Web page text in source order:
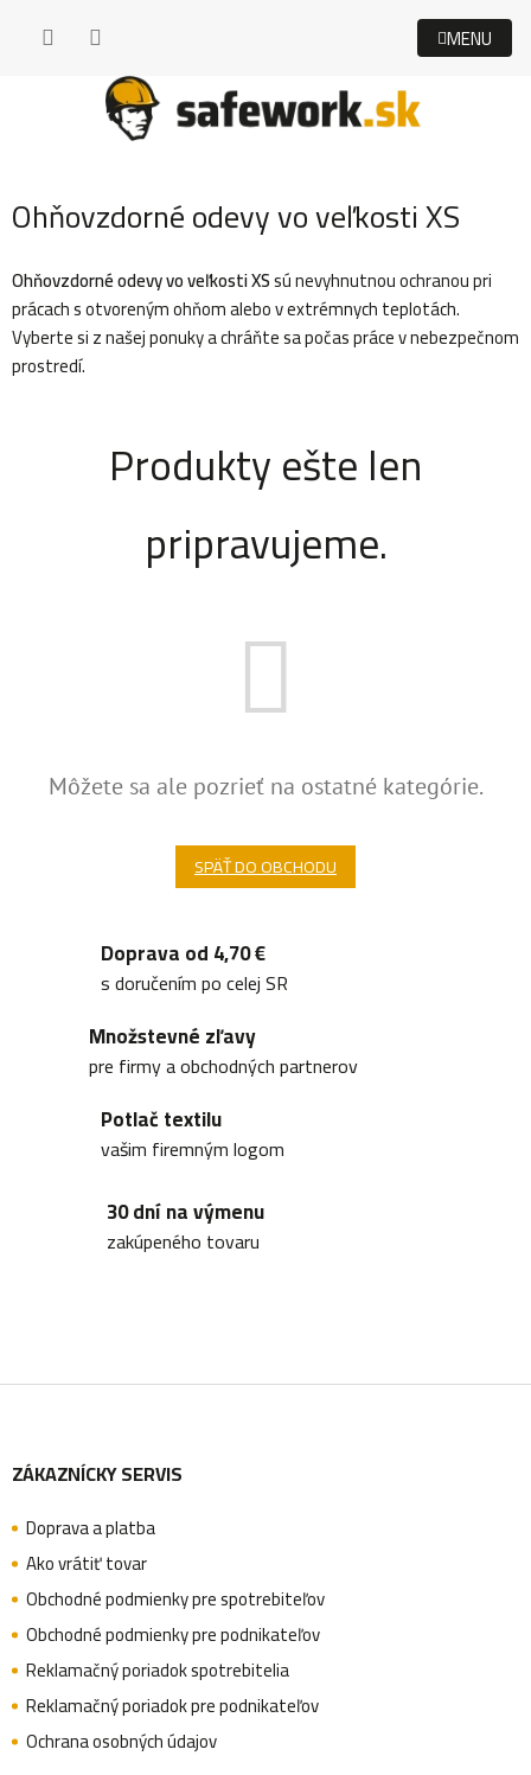
Ohňovzdorné odevy vo veľkosti XS
Ohňovzdorné odevyvo veľkosti XSsú nevyhnutnou ochranou pri
prácach s otvoreným ohňom alebo v extrémnych teplotách.
Vyberte si z našej ponuky a chráňte sa počas práce v nebezpečnom
prostredí.
Produkty ešte len
pripravujeme.
Môžete sa ale pozrieť na ostatné kategórie.
SPÄŤ DO OBCHODU
Doprava od 4,70 €
s doručením po celej SR
Množstevné zľavy
pre firmy a obchodných partnerov
Potlač textilu
vašim firemným logom
30 dní na výmenu
zakúpeného tovaru
á
p
ä
t
ZÁKAZNÍCKY SERVIS
Doprava a platba
Ako vrátiť tovar
Obchodné podmienky pre spotrebiteľov
Obchodné podmienky pre podnikateľov
Reklamačný poriadok spotrebitelia
Reklamačný poriadok pre podnikateľov
Ochrana osobných údajov